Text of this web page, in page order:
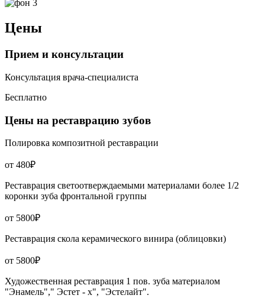
Цены
Прием и консультации
Консультация врача-специалиста
Бесплатно
Цены на реставрацию зубов
Полировка композитной реставрации
от 480₽
Реставрация светоотверждаемыми материалами более 1/2
коронки зуба фронтальной группы
от 5800₽
Реставрация скола керамического винира (облицовки)
от 5800₽
Художественная реставрация 1 пов. зуба материалом
"Энамель"," Эстет - х", "Эстелайт".